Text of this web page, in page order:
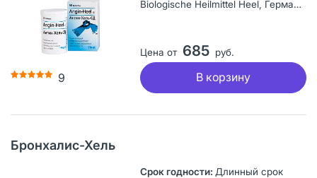
9
Biologische Heilmittel Heel, Германия
Цена от 685 руб.
В корзину
Бронхалис-Хель
Длинный срок